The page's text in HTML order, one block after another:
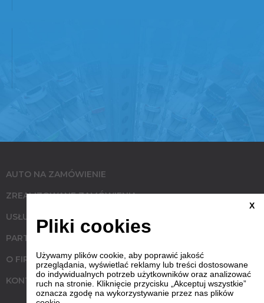
AUTO NA ZAMÓWIENIE
ZREALIZOWANE ZAMÓWIENIA
USŁUGI
PARTNERZY
O FIRMIE
KONTAKT
X
Pliki cookies
Używamy plików cookie, aby poprawić jakość
przeglądania, wyświetlać reklamy lub treści dostosowane
do indywidualnych potrzeb użytkowników oraz analizować
ruch na stronie. Kliknięcie przycisku „Akceptuj wszystkie”
oznacza zgodę na wykorzystywanie przez nas plików